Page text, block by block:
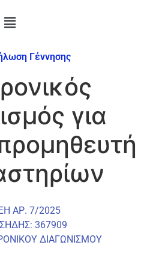
Γέννησης
για
ΑΡ. 7/2025
367909
ΔΙΑΓΩΝΙΣΜΟΥ